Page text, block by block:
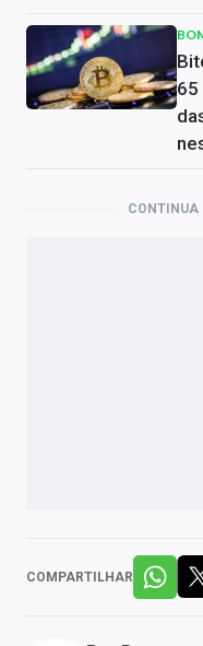
65
CONTINUA
COMPARTILHAR